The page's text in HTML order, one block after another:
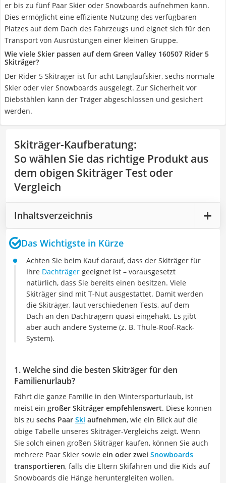
er bis zu fünf Paar Skier oder Snowboards aufnehmen kann.
Dies ermöglicht eine effiziente Nutzung des verfügbaren
Platzes auf dem Dach des Fahrzeugs und eignet sich für den
Transport von Ausrüstungen einer kleinen Gruppe.
Wie viele Skier passen auf dem Green Valley 160507 Rider 5
Skiträger?
Der Rider 5 Skiträger ist für acht Langlaufskier, sechs normale
Skier oder vier Snowboards ausgelegt. Zur Sicherheit vor
Diebstählen kann der Träger abgeschlossen und gesichert
werden.
Skiträger-Kaufberatung:
So wählen Sie das richtige Produkt aus
dem obigen Skiträger Test oder
Vergleich
Inhaltsverzeichnis
Das Wichtigste in Kürze
Achten Sie beim Kauf darauf, dass der Skiträger für
Ihre Dachträger geeignet ist – vorausgesetzt
natürlich, dass Sie bereits einen besitzen. Viele
Skiträger sind mit T-Nut ausgestattet. Damit werden
die Skiträger, laut verschiedenen Tests, auf dem
Dach an den Dachträgern quasi eingehakt. Es gibt
aber auch andere Systeme (z. B. Thule-Roof-Rack-
System).
1. Welche sind die besten Skiträger für den
Familienurlaub?
Fährt die ganze Familie in den Wintersporturlaub, ist
meist ein großer Skiträger empfehlenswert. Diese können
bis zu sechs Paar Ski aufnehmen, wie ein Blick auf die
obige Tabelle unseres Skiträger-Vergleichs zeigt. Wenn
Sie solch einen großen Skiträger kaufen, können Sie auch
mehrere Paar Skier sowie ein oder zwei Snowboards
transportieren, falls die Eltern Skifahren und die Kids auf
Snowboards die Hänge heruntergleiten wollen.